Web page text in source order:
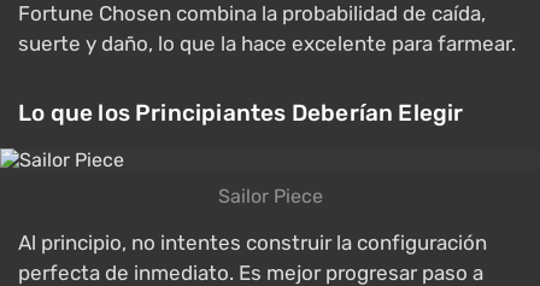
Fortune Chosen combina la probabilidad de caída,
suerte y daño, lo que la hace excelente para farmear.
Lo que los Principiantes Deberían Elegir
Sailor Piece
Al principio, no intentes construir la configuración
perfecta de inmediato. Es mejor progresar paso a